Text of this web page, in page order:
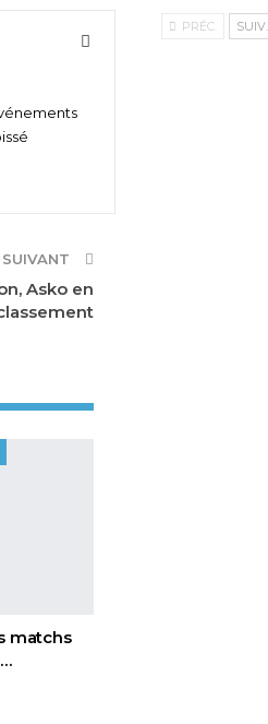
Asko en
matchs
PRÉC. SUIV.